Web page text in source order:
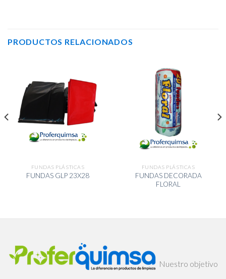
PRODUCTOS RELACIONADOS
FUNDAS PLÁSTICAS
FUNDAS GLP 23X28
FUNDAS PLÁSTICAS
FUNDAS DECORADA
FLORAL
Nuestro objetivo